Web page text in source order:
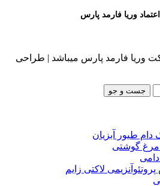
وریا فارمد پارس
وریا فارمد پارس میباشد | طراحی
جست و جو
دام طیور آبزیان
مرغ گوشتی
دامی
لاکتی زایم